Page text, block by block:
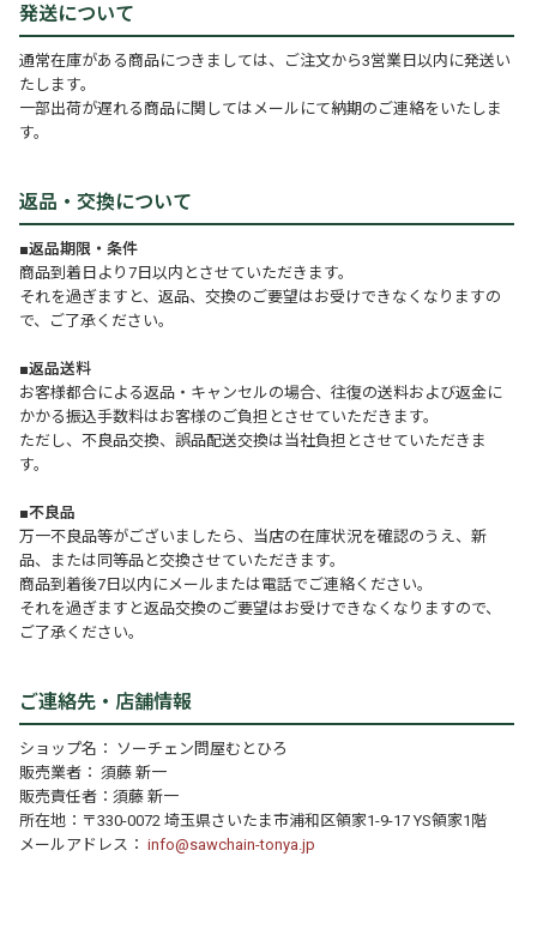
発送について
通常在庫がある商品につきましては、ご注文から3営業日以内に発送い
たします。
一部出荷が遅れる商品に関してはメールにて納期のご連絡をいたしま
す。
返品・交換について
■返品期限・条件
商品到着日より7日以内とさせていただきます。
それを過ぎますと、返品、交換のご要望はお受けできなくなりますの
で、ご了承ください。
■返品送料
お客様都合による返品・キャンセルの場合、往復の送料および返金に
かかる振込手数料はお客様のご負担とさせていただきます。
ただし、不良品交換、誤品配送交換は当社負担とさせていただきま
す。
■不良品
万一不良品等がございましたら、当店の在庫状況を確認のうえ、新
品、または同等品と交換させていただきます。
商品到着後7日以内にメールまたは電話でご連絡ください。
それを過ぎますと返品交換のご要望はお受けできなくなりますので、
ご了承ください。
ご連絡先・店舗情報
ショップ名： ソーチェン問屋むとひろ
販売業者： 須藤 新一
販売責任者：須藤 新一
所在地：〒330-0072 埼玉県さいたま市浦和区領家1-9-17 YS領家1階
メールアドレス：info@sawchain-tonya.jp